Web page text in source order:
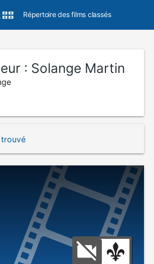
Répertoire des films classés
: Solange Martin